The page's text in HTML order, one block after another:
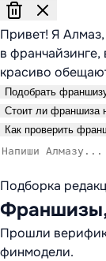
Привет! Я
в франчайзинге,
красиво
Подобрать
Стоит ли франшиза
Как проверить
Подборка
Прошли
финмодели.